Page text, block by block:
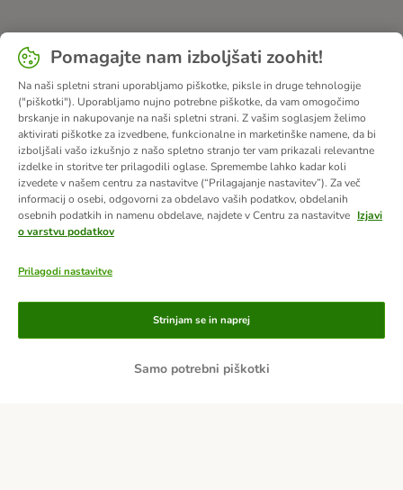
Načini plačila
Pomagajte nam izboljšati zoohit!
Na naši spletni strani uporabljamo piškotke, piksle in druge tehnologije
("piškotki"). Uporabljamo nujno potrebne piškotke, da vam omogočimo
brskanje in nakupovanje na naši spletni strani. Z vašim soglasjem želimo
aktivirati piškotke za izvedbene, funkcionalne in marketinške namene, da bi
izboljšali vašo izkušnjo z našo spletno stranjo ter vam prikazali relevantne
izdelke in storitve ter prilagodili oglase. Spremembe lahko kadar koli
izvedete v našem centru za nastavitve (“Prilagajanje nastavitev”). Za več
informacij o osebi, odgovorni za obdelavo vaših podatkov, obdelanih
osebnih podatkih in namenu obdelave, najdete v Centru za nastavitve Izjavi
o varstvu podatkov
Prilagodi nastavitve
Samo potrebni piškotki
Strinjam se in naprej